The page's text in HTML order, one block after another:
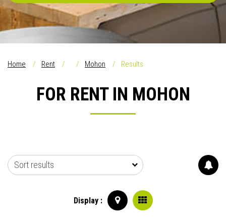
Home Rent Mohon Results
FOR RENT IN MOHON
Sort results
Display :